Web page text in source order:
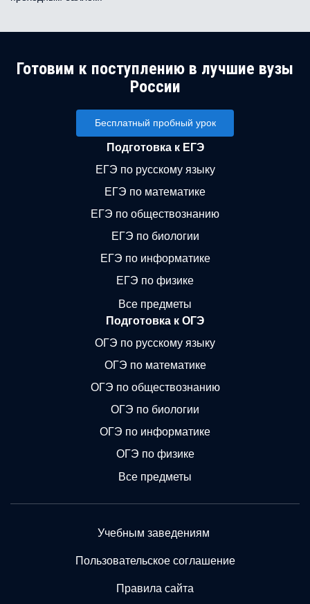
Готовим к поступлению в лучшие вузы
России
Бесплатный пробный урок
Подготовка к ЕГЭ
ЕГЭ по русскому языку
ЕГЭ по математике
ЕГЭ по обществознанию
ЕГЭ по биологии
ЕГЭ по информатике
ЕГЭ по физике
Все предметы
Подготовка к ОГЭ
ОГЭ по русскому языку
ОГЭ по математике
ОГЭ по обществознанию
ОГЭ по биологии
ОГЭ по информатике
ОГЭ по физике
Все предметы
Учебным заведениям
Пользовательское соглашение
Правила сайта